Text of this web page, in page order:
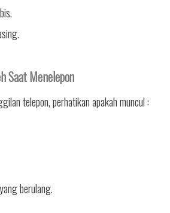
Saat Menelepon
telepon, perhatikan apakah muncul :
berulang.